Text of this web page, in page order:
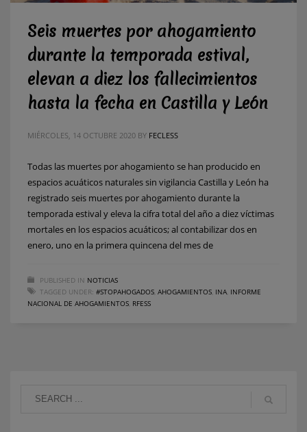
Seis muertes por ahogamiento
durante la temporada estival,
elevan a diez los fallecimientos
hasta la fecha en Castilla y León
MIÉRCOLES, 14 OCTUBRE 2020 BY FECLESS
Todas las muertes por ahogamiento se han producido en
espacios acuáticos naturales sin vigilancia Castilla y León ha
registrado seis muertes por ahogamiento durante la
temporada estival y eleva la cifra total del año a diez víctimas
mortales en los espacios acuáticos; al contabilizar dos en
enero, uno en la primera quincena del mes de
PUBLISHED IN NOTICIAS
TAGGED UNDER: #STOPAHOGADOS AHOGAMIENTOS INA INFORME
NACIONAL DE AHOGAMIENTOS RFESS